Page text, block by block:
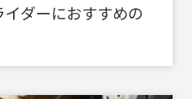
ダーにおすすめの